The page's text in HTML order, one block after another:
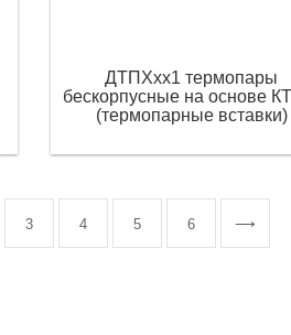
ДТПХхх1 термопары
бескорпусные на основе
(термопарные вставки)
3 4 5 6 ⟶